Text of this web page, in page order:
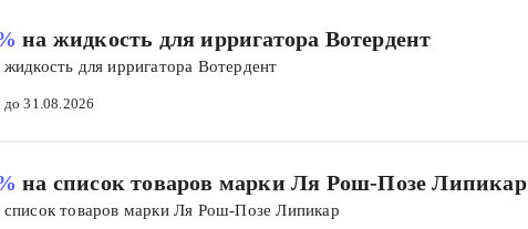
на жидкость для ирригатора Вотердент
для ирригатора Вотердент
до 31.08.2026
на список товаров марки Ля Рош-Позе Липикар
товаров марки Ля Рош-Позе Липикар